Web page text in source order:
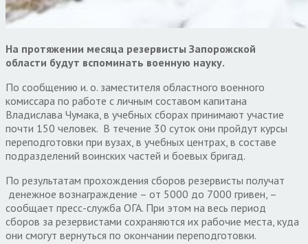
На протяжении месяца резервисты Запорожской
области будут вспоминать военную науку.
По сообщению и. о. заместителя областного военного
комиссара по работе с личным составом капитана
Владислава Чумака, в учебных сборах принимают участие
почти 150 человек. В течение 30 суток они пройдут курсы
переподготовки при вузах, в учебных центрах, в составе
подразделений воинских частей и боевых бригад.
По результатам прохождения сборов резервисты получат
денежное вознаграждение – от 5000 до 7000 гривен, –
сообщает пресс-служба ОГА. При этом на весь период
сборов за резервистами сохраняются их рабочие места, куда
они смогут вернуться по окончании переподготовки.